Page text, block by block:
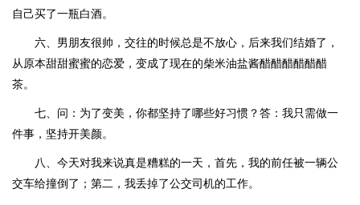
自己买了一瓶白酒。
六、男朋友很帅，交往的时候总是不放心，后来我们结婚了，
从原本甜甜蜜蜜的恋爱，变成了现在的柴米油盐酱醋醋醋醋醋醋
茶。
七、问：为了变美，你都坚持了哪些好习惯？答：我只需做一
件事，坚持开美颜。
八、今天对我来说真是糟糕的一天，首先，我的前任被一辆公
交车给撞倒了；第二，我丢掉了公交司机的工作。